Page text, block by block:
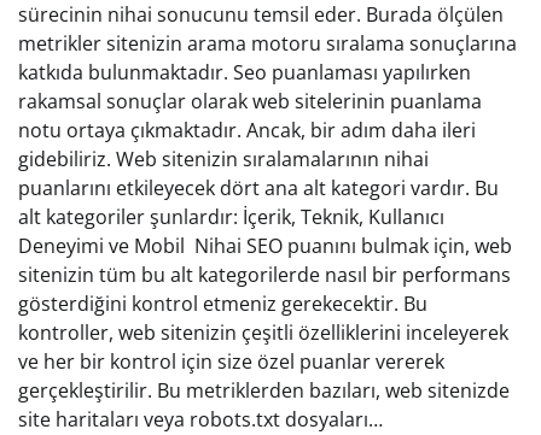
sürecinin nihai sonucunu temsil eder. Burada ölçülen
metrikler sitenizin arama motoru sıralama sonuçlarına
katkıda bulunmaktadır. Seo puanlaması yapılırken
rakamsal sonuçlar olarak web sitelerinin puanlama
notu ortaya çıkmaktadır. Ancak, bir adım daha ileri
gidebiliriz. Web sitenizin sıralamalarının nihai
puanlarını etkileyecek dört ana alt kategori vardır. Bu
alt kategoriler şunlardır: İçerik, Teknik, Kullanıcı
Deneyimi ve Mobil Nihai SEO puanını bulmak için, web
sitenizin tüm bu alt kategorilerde nasıl bir performans
gösterdiğini kontrol etmeniz gerekecektir. Bu
kontroller, web sitenizin çeşitli özelliklerini inceleyerek
ve her bir kontrol için size özel puanlar vererek
gerçekleştirilir. Bu metriklerden bazıları, web sitenizde
site haritaları veya robots.txt dosyaları…